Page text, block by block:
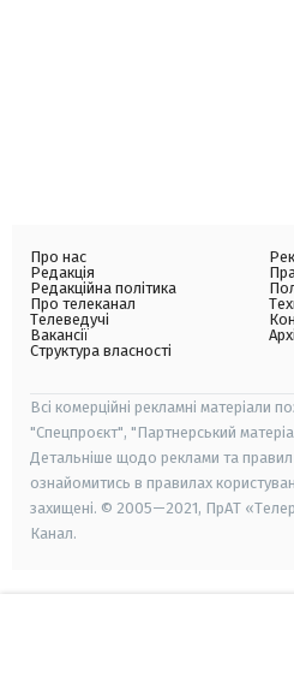
Про нас
Редакція
Редакційна політика
Про телеканал
Телеведучі
Вакансії
Структура власності
Всі комерційні рекламні матеріали
"Спецпроєкт", "Партнерський
Детальніше щодо реклами та
ознайомитись в правилах
захищені. © 2005—2021, ПрАТ
Канал.